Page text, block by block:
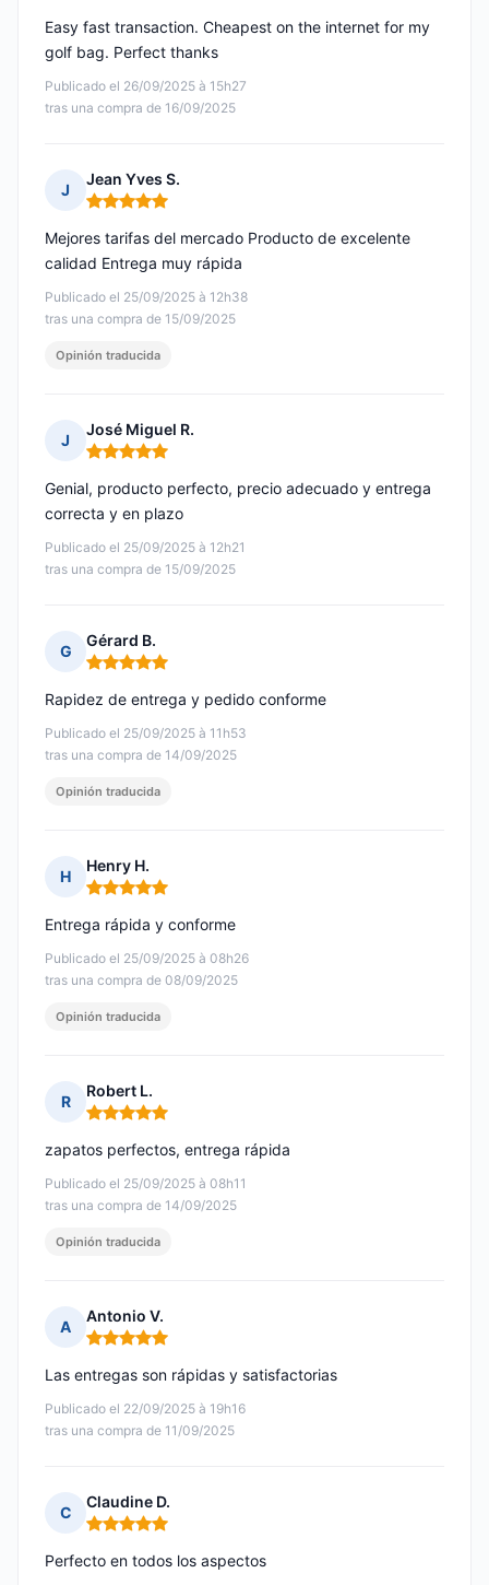
Publicado el 26/09/2025 à 15h27
tras una compra de 16/09/2025
Easy fast transaction. Cheapest on the internet for my
golf bag. Perfect thanks
J
Jean Yves S.
Nota: 5 de 5
Publicado el 25/09/2025 à 12h38
tras una compra de 15/09/2025
Mejores tarifas del mercado Producto de excelente
calidad Entrega muy rápida
Opinión traducida
J
José Miguel R.
Nota: 5 de 5
Publicado el 25/09/2025 à 12h21
tras una compra de 15/09/2025
Genial, producto perfecto, precio adecuado y entrega
correcta y en plazo
G
Gérard B.
Nota: 5 de 5
Publicado el 25/09/2025 à 11h53
tras una compra de 14/09/2025
Rapidez de entrega y pedido conforme
Opinión traducida
H
Henry H.
Nota: 5 de 5
Publicado el 25/09/2025 à 08h26
tras una compra de 08/09/2025
Entrega rápida y conforme
Opinión traducida
R
Robert L.
Nota: 5 de 5
Publicado el 25/09/2025 à 08h11
tras una compra de 14/09/2025
zapatos perfectos, entrega rápida
Opinión traducida
A
Antonio V.
Nota: 5 de 5
Publicado el 22/09/2025 à 19h16
tras una compra de 11/09/2025
Las entregas son rápidas y satisfactorias
C
Claudine D.
Nota: 5 de 5
Perfecto en todos los aspectos